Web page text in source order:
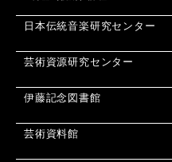
日本伝統音楽研究センター
芸術資源研究センター
伊藤記念図書館
芸術資料館